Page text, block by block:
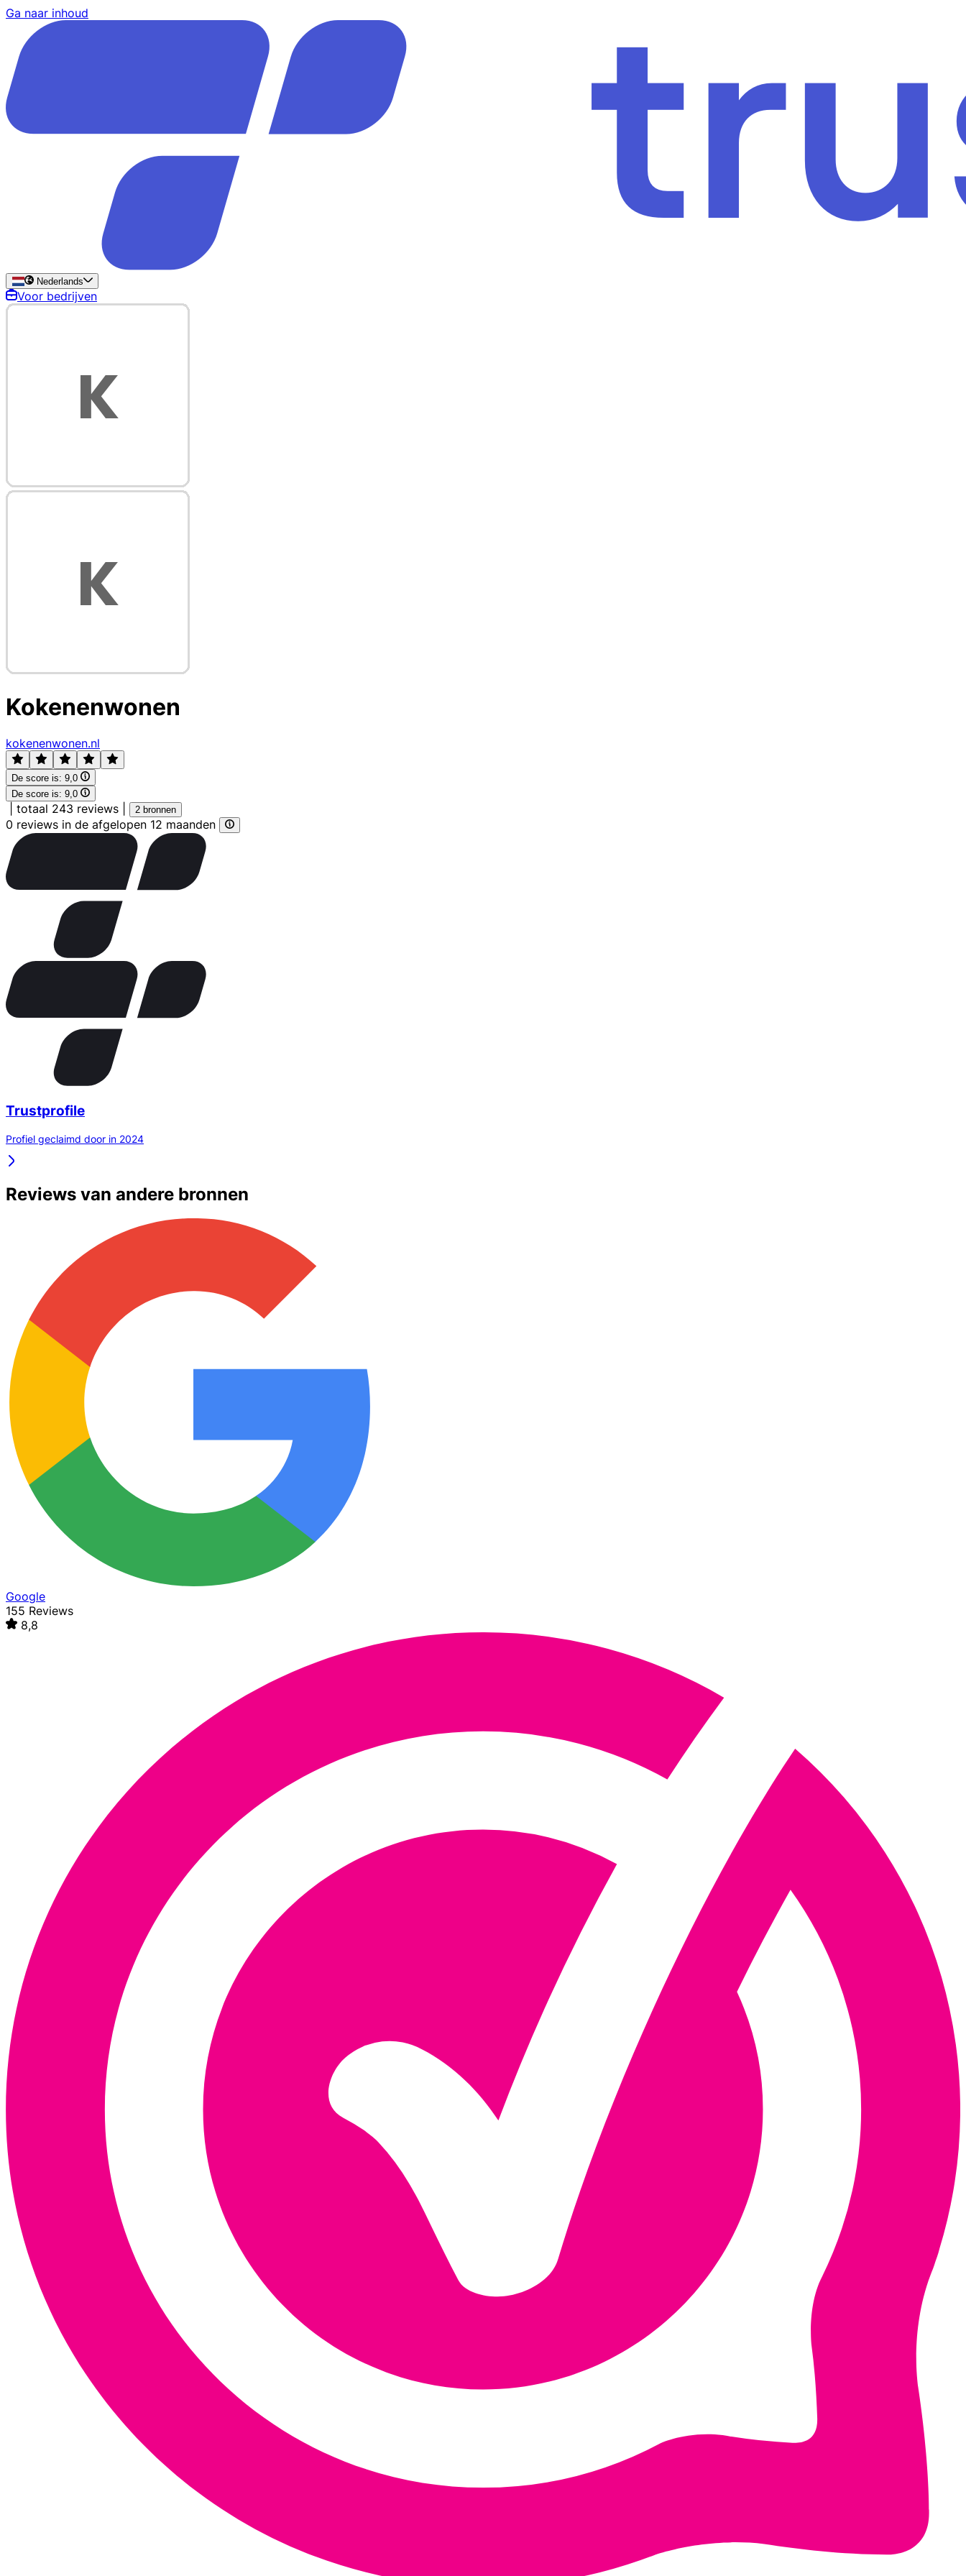
Ga naar inhoud
Nederlands
Voor bedrijven
Kokenenwonen
kokenenwonen.nl
De score is: 9,0
De score is: 9,0
totaal 243 reviews 2 bronnen
0 reviews in de afgelopen 12 maanden
Trustprofile
Profiel geclaimd door in 2024
Reviews van andere bronnen
Google
155 Reviews
8,8